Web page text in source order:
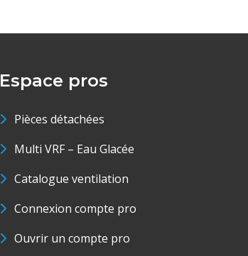
Espace pros
Pièces détachées
Multi VRF – Eau Glacée
Catalogue ventilation
Connexion compte pro
Ouvrir un compte pro